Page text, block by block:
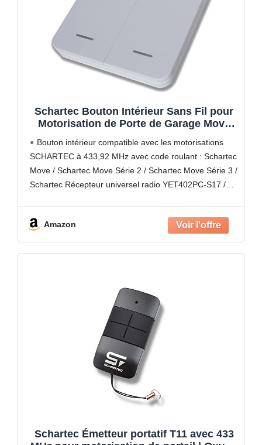
Schartec Bouton Intérieur Sans Fil pour
Motorisation de Porte de Garage Move
Bouton intérieur compatible avec les motorisations
SCHARTEC à 433,92 MHz avec code roulant : Schartec
Move / Schartec Move Série 2 / Schartec Move Série 3 /
Schartec Récepteur universel radio YET402PC-S17 /
Amazon
Schartec Émetteur portatif T11 avec 433